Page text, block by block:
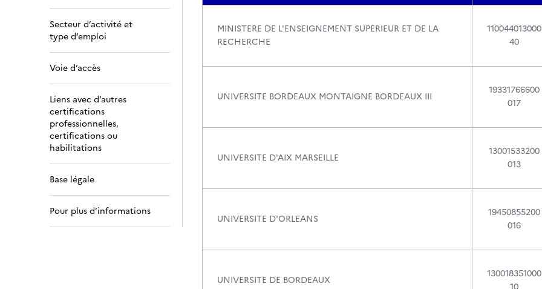
Secteur d’activité et
type d’emploi
Voie d’accès
Liens avec d’autres
certifications
professionnelles,
certifications ou
habilitations
Base légale
Pour plus d’informations
MINISTERE DE L'ENSEIGNEMENT SUPERIEUR ET DE LA
RECHERCHE
110044013000
40
UNIVERSITE BORDEAUX MONTAIGNE BORDEAUX III
19331766600
017
UNIVERSITE D'AIX MARSEILLE
13001533200
013
UNIVERSITE D'ORLEANS
19450855200
016
UNIVERSITE DE BORDEAUX
130018351000